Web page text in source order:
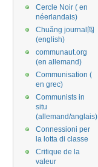
Cercle Noir ( en
néerlandais)
Chuǎng journal闯
(english)
communaut.org
(en allemand)
Communisation (
en grec)
Communists in
situ
(allemand/anglais)
Connessioni per
la lotta di classe
Critique de la
valeur